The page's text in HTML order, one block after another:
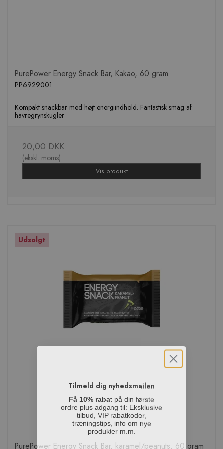
PurePower Energy Snack Bar, Kakao, 60 gram
PP6929001
Kompakt snackbar med højt energiindhold. Fantastisk smag af
havregrynskugler
20,00 DKK
(ekskl. moms)
Vis produkt
Udsolgt
PurePower Energy Snack Bar, karamel/peanuts, 60 gram
Tilmeld dig nyhedsmailen
Få 10% rabat
på din første
ordre plus adgang til: Eksklusive
tilbud, VIP rabatkoder,
træningstips, info om nye
produkter m.m.